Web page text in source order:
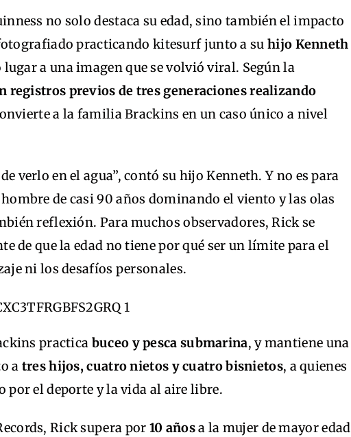
no solo destaca su edad, sino también el impacto
practicando kitesurf junto a su hijo Kenneth
lugar a una imagen que se volvió viral. Según la
registros previos de tres generaciones realizando
a la familia Brackins en un caso único a nivel
verlo en el agua”, contó su hijo Kenneth. Y no es para
de casi 90 años dominando el viento y las olas
reflexión. Para muchos observadores, Rick se
de que la edad no tiene por qué ser un límite para el
ni los desafíos personales.
practica buceo y pesca submarina, y mantiene una
a tres hijos, cuatro nietos y cuatro bisnietos, a quienes
por el deporte y la vida al aire libre.
Rick supera por 10 añosa la mujer de mayor edad